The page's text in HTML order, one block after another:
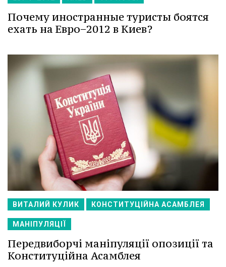
Почему иностранные туристы боятся
ехать на Евро−2012 в Киев?
ВИТАЛИЙ КУЛИК КОНСТИТУЦІЙНА АСАМБЛЕЯ
МАНІПУЛЯЦІЇ
Передвиборчі маніпуляції опозиції та
Конституційна Асамблея